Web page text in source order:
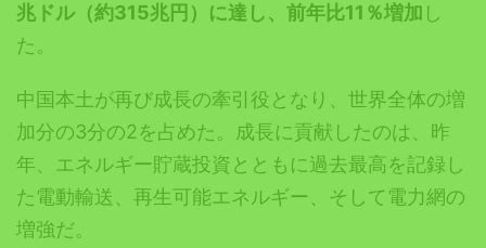
兆ドル（約315兆円）に達し、前年比11％増加 し
た。
中国本土が再び成長の牽引役となり、世界全体の増
加分の3分の2を占めた。成長に貢献したのは、昨
年、エネルギー貯蔵投資とともに過去最高を記録し
た電動輸送、再生可能エネルギー、そして電力網の
増強だ。